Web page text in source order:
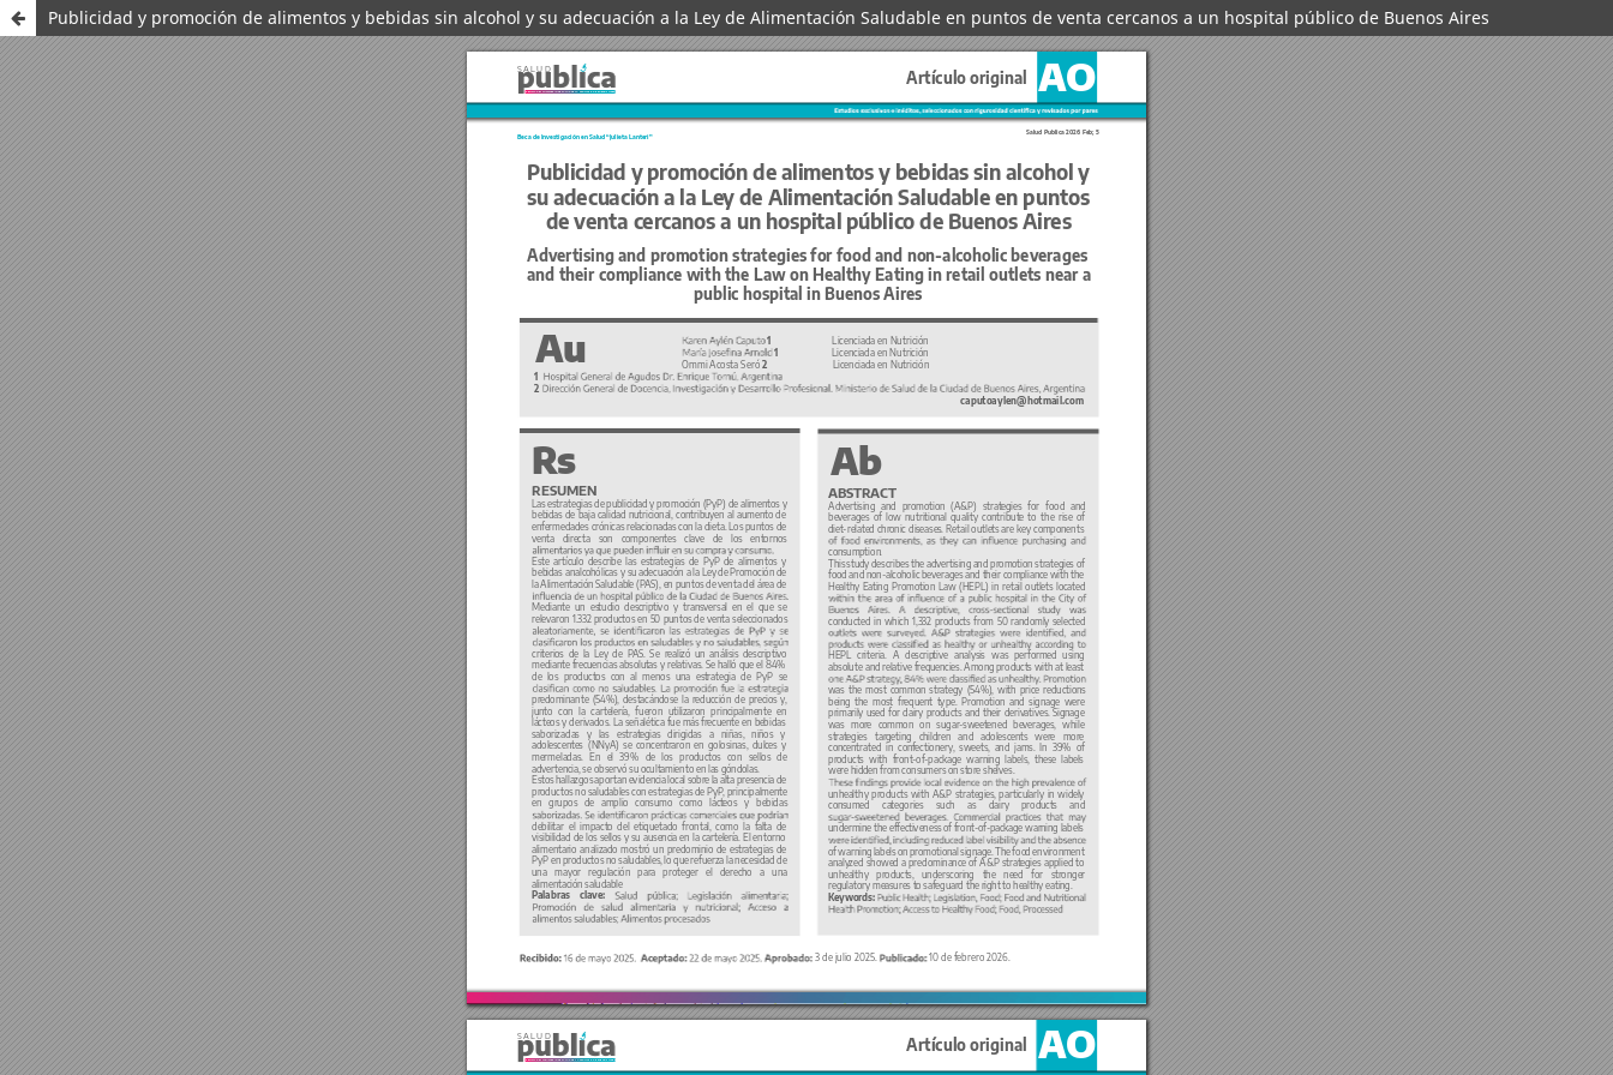
Publicidad y promoción de alimentos y bebidas sin alcohol y su adecuación a la Ley de Alimentación Saludable en puntos de venta cercanos a un hospital público de Buenos Aires